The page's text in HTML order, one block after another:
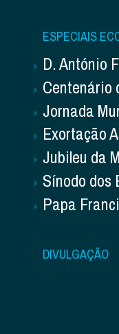
ESPECIAIS
D. António
Centenário
Jornada
Exortação
Jubileu da
Sínodo dos
Papa
DIVULGAÇÃO